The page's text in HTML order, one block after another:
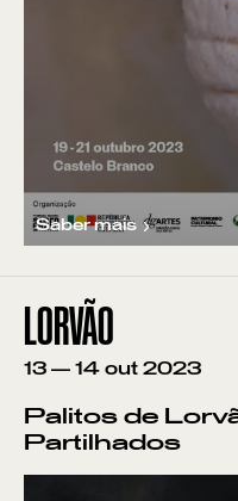
Saber mais
LORVÃO
13 — 14 out 2023
Palitos de
Partilhados